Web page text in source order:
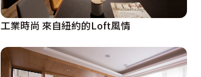
工業時尚 來自紐約的Loft風情